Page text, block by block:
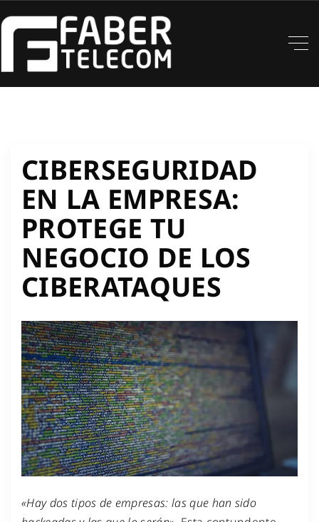
CIBERSEGURIDAD
EN LA EMPRESA:
PROTEGE TU
NEGOCIO DE LOS
CIBERATAQUES
«Hay dos tipos de empresas: las que han sido